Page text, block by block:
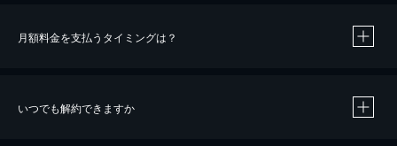
※40％ポイント還元の対象は、クレジットカード決済による作品の購入 / レンタルです。
月額料金を支払うタイミングは？
いつでも解約できますか